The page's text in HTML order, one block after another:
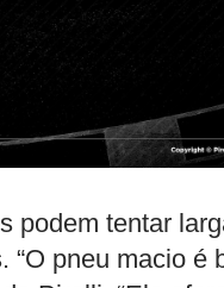
podem tentar
“O pneu macio é